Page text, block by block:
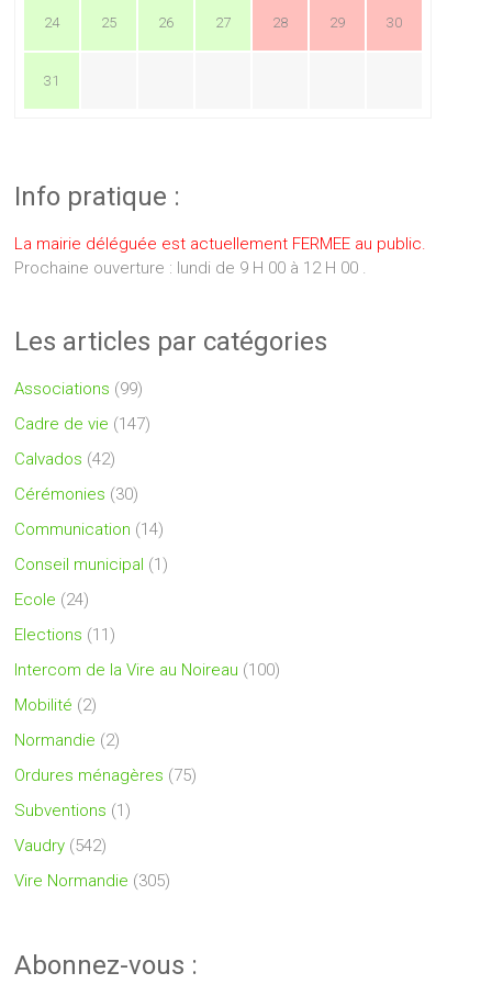
24 25 26 27 28 29 30
31
Info pratique :
La mairie déléguée est actuellement FERMEE au public.
Prochaine ouverture : lundi de 9 H 00 à 12 H 00 .
Les articles par catégories
Associations (99)
Cadre de vie (147)
Calvados (42)
Cérémonies (30)
Communication (14)
Conseil municipal (1)
Ecole (24)
Elections (11)
Intercom de la Vire au Noireau (100)
Mobilité (2)
Normandie (2)
Ordures ménagères (75)
Subventions (1)
Vaudry (542)
Vire Normandie (305)
Abonnez-vous :